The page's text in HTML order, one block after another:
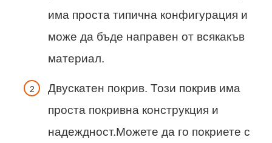
има проста типична конфигурация и
може да бъде направен от всякакъв
материал.
Двускатен покрив. Този покрив има
проста покривна конструкция и
надеждност.Можете да го покриете с